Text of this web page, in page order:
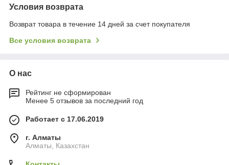
Условия возврата
Возврат товара в течение 14 дней за счет покупателя
Все условия возврата
О нас
Рейтинг не сформирован
Менее 5 отзывов за последний год
Работает с 17.06.2019
г. Алматы
Алматы, Казахстан